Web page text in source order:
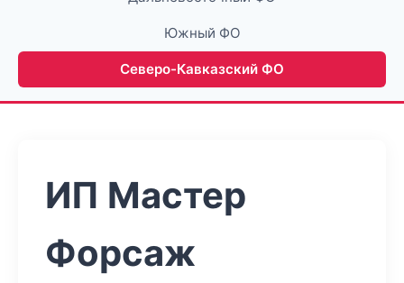
Южный ФО
Северо-Кавказский ФО
ИП Мастер
Форсаж